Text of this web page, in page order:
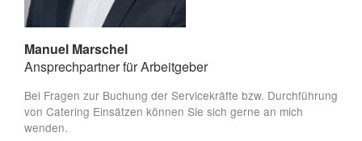
Manuel Marschel
Ansprechpartner für Arbeitgeber
Bei Fragen zur Buchung der Servicekräfte bzw. Durchführung
von Catering Einsätzen können Sie sich gerne an mich
wenden.